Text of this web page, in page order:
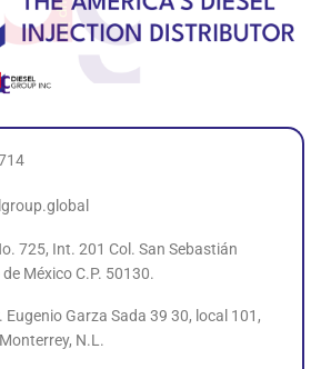
725, Int. 201 Col. San Sebastián
México C.P. 50130.
Eugenio Garza Sada 39 30, local 101,
N.L.